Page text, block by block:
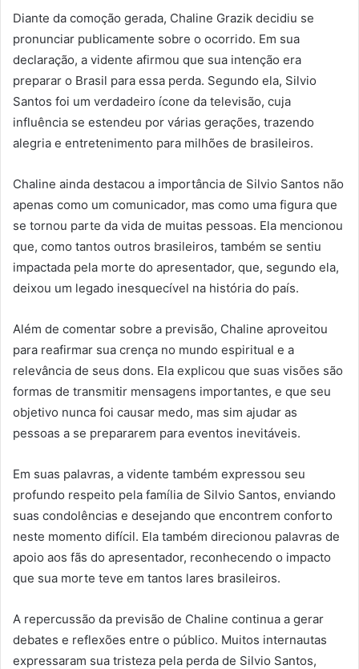
Diante da comoção gerada, Chaline Grazik decidiu se
pronunciar publicamente sobre o ocorrido. Em sua
declaração, a vidente afirmou que sua intenção era
preparar o Brasil para essa perda. Segundo ela, Silvio
Santos foi um verdadeiro ícone da televisão, cuja
influência se estendeu por várias gerações, trazendo
alegria e entretenimento para milhões de brasileiros.
Chaline ainda destacou a importância de Silvio Santos não
apenas como um comunicador, mas como uma figura que
se tornou parte da vida de muitas pessoas. Ela mencionou
que, como tantos outros brasileiros, também se sentiu
impactada pela morte do apresentador, que, segundo ela,
deixou um legado inesquecível na história do país.
Além de comentar sobre a previsão, Chaline aproveitou
para reafirmar sua crença no mundo espiritual e a
relevância de seus dons. Ela explicou que suas visões são
formas de transmitir mensagens importantes, e que seu
objetivo nunca foi causar medo, mas sim ajudar as
pessoas a se prepararem para eventos inevitáveis.
Em suas palavras, a vidente também expressou seu
profundo respeito pela família de Silvio Santos, enviando
suas condolências e desejando que encontrem conforto
neste momento difícil. Ela também direcionou palavras de
apoio aos fãs do apresentador, reconhecendo o impacto
que sua morte teve em tantos lares brasileiros.
A repercussão da previsão de Chaline continua a gerar
debates e reflexões entre o público. Muitos internautas
expressaram sua tristeza pela perda de Silvio Santos,